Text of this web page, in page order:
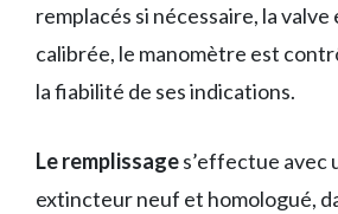
remplacés si nécessaire, la
calibrée, le manomètre est
la fiabilité de ses indications.
Le remplissages’effectue avec
extincteur neuf et homologué,